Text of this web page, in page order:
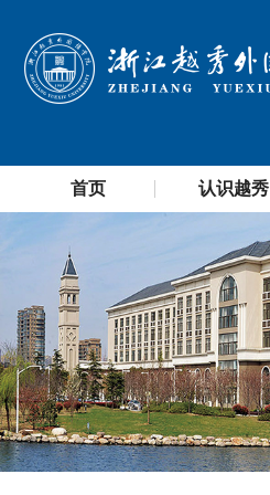
首页 认识越秀